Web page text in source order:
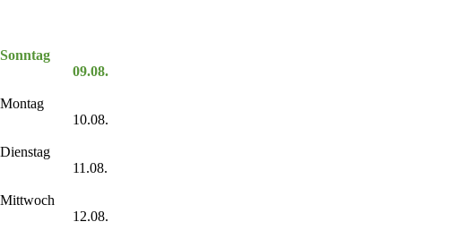
Sonntag
09.08.
Montag
10.08.
Dienstag
11.08.
Mittwoch
12.08.